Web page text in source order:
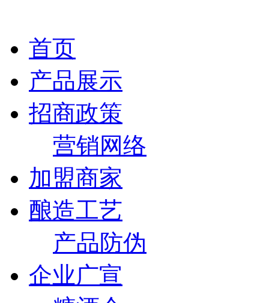
首页
产品展示
招商政策
营销网络
加盟商家
酿造工艺
产品防伪
企业广宣